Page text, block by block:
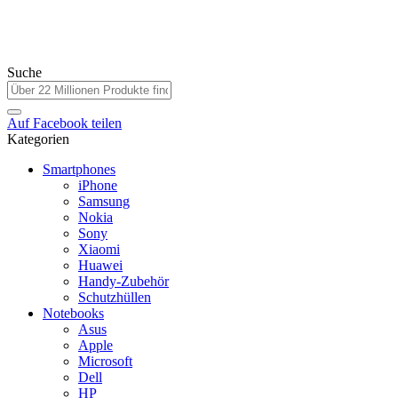
Suche
AufFacebook teilen
Kategorien
Smartphones
iPhone
Samsung
Nokia
Sony
Xiaomi
Huawei
Handy-Zubehör
Schutzhüllen
Notebooks
Asus
Apple
Microsoft
Dell
HP